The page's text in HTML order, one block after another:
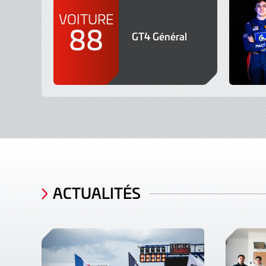
VOITURE
88 GT4 Général
ACTUALITÉS